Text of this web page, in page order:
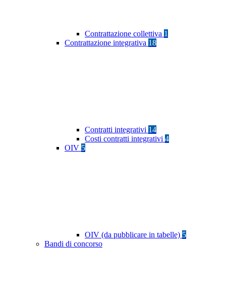
Contrattazione collettiva 1
Contrattazione integrativa 18
Contratti integrativi 14
Costi contratti integrativi 4
OIV 5
OIV (da pubblicare in tabelle) 5
Bandi di concorso